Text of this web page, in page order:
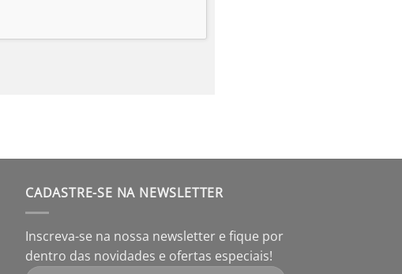
CADASTRE-SE NA NEWSLETTER
Inscreva-se na nossa newsletter e fique por
dentro das novidades e ofertas especiais!